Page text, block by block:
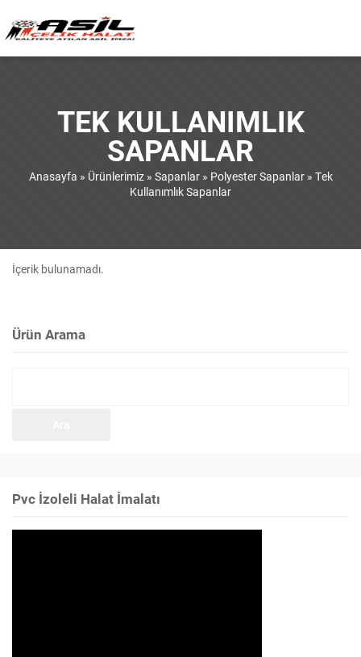
TEK KULLANIMLIK
SAPANLAR
Anasayfa » Ürünlerimiz» Sapanlar» Polyester Sapanlar» Tek
Kullanımlık Sapanlar
İçerik bulunamadı.
Ürün Arama
Pvc İzoleli Halat İmalatı